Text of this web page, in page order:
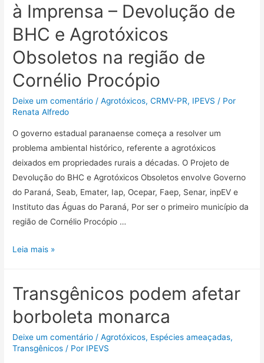
à Imprensa – Devolução de
BHC e Agrotóxicos
Obsoletos na região de
Cornélio Procópio
Deixe um comentário /Agrotóxicos,CRMV-PR, IPEVS / Por
Renata Alfredo
O governo estadual paranaense começa a resolver um
problema ambiental histórico, referente a agrotóxicos
deixados em propriedades rurais a décadas. O Projeto de
Devolução do BHC e Agrotóxicos Obsoletos envolve Governo
do Paraná, Seab, Emater, Iap, Ocepar, Faep, Senar, inpEV e
Instituto das Águas do Paraná, Por ser o primeiro município da
região de Cornélio Procópio …
Leia mais »
Transgênicos podem afetar
borboleta monarca
Deixe um comentário /Agrotóxicos, Espécies ameaçadas,
Transgênicos / Por IPEVS